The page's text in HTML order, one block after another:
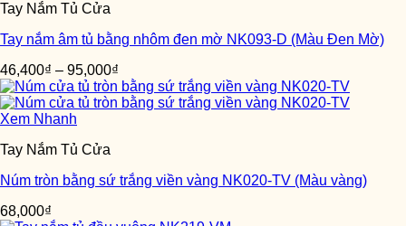
Tay Nắm Tủ Cửa
Tay nắm âm tủ bằng nhôm đen mờ NK093-D (Màu Đen Mờ)
46,400₫ – 95,000₫
Xem Nhanh
Tay Nắm Tủ Cửa
Núm tròn bằng sứ trắng viền vàng NK020-TV (Màu vàng)
68,000₫